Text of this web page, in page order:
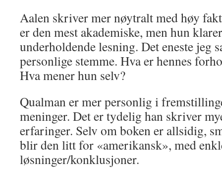
Aalen skriver mer nøytralt med høy
er den mest akademiske, men hun
underholdende lesning. Det eneste jeg
personlige stemme. Hva er hennes
Hva mener hun selv?
Qualman er mer personlig i
meninger. Det er tydelig han skriver
erfaringer. Selv om boken er allsidig,
blir den litt for «amerikansk», med
løsninger/konklusjoner.